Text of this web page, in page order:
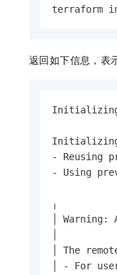
terraform
返回如下信息，表
Initializing
- Reusing
- Using
╷
│
│ The
│ - For